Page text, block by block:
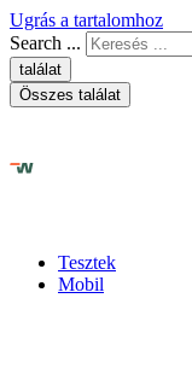
Ugrás a tartalomhoz
Search ...
találat
Összes találat
Tesztek
Mobil